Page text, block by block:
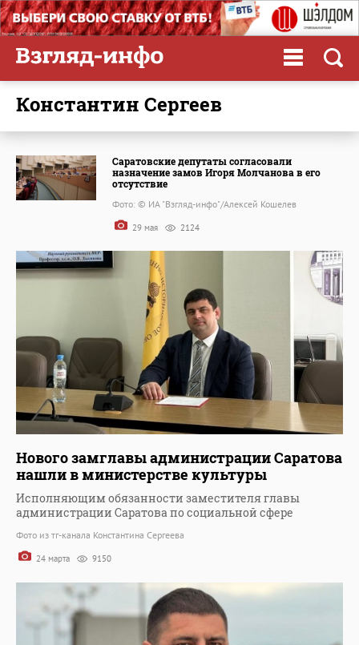
Константин Сергеев
Саратовские депутаты согласовали
назначение замов Игоря Молчанова в его
отсутствие
Фото: © ИА "Взгляд-инфо"/Алексей Кошелев
29 мая 2124
Нового замглавы администрации Саратова
нашли в министерстве культуры
Исполняющим обязанности заместителя главы
администрации Саратова по социальной сфере
Фото из тг-канала Константина Сергеева
24 марта 9150